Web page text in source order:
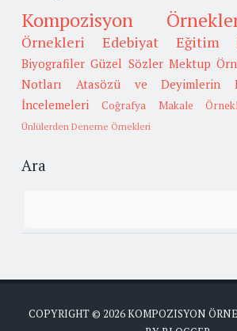
Kompozisyon
Örnekleri
Edebiyat Eğitim
Biyografiler Güzel Sözler Mektup
Notları
Atasözü ve Deyimlerin
İncelemeleri
Coğrafya Makale
Ünlülerden Deneme Örnekleri
Ara
COPYRIGHT © 2026KOMPOZISYON